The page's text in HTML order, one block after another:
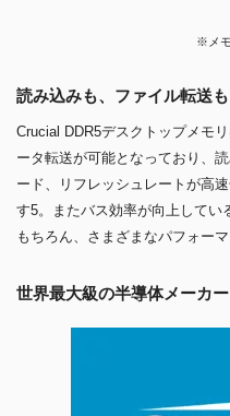
※メ
読み込みも、ファイル転送
Crucial DDR5デスクトップメモ
ータ転送が可能となっており、
ード、リフレッシュレートが高
す5。またバス効率が向上してい
もちろん、さまざまなパフォー
世界最大級の半導体メーカ